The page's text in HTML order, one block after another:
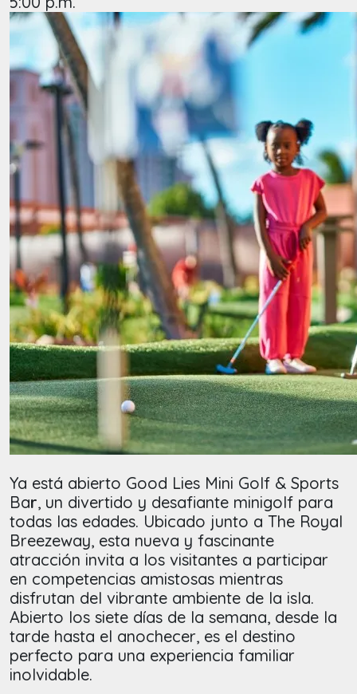
Ya está abierto Good Lies Mini Golf & Sports
Bar, un divertido y desafiante minigolf para
todas las edades. Ubicado junto a The Royal
Breezeway, esta nueva y fascinante
atracción invita a los visitantes a participar
en competencias amistosas mientras
disfrutan del vibrante ambiente de la isla.
Abierto los siete días de la semana, desde la
tarde hasta el anochecer, es el destino
perfecto para una experiencia familiar
inolvidable.